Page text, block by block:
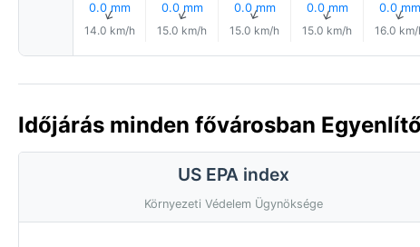
0.0 mm
↑
14.0 km/h
0.0 mm
↑
15.0 km/h
0.0 mm
↑
15.0 km/h
0.0 mm
↑
15.0 km/h
0.0 mm
↑
16.0 km/
Időjárás minden fővárosban
US EPA index
Környezeti Védelem Ügynöksége